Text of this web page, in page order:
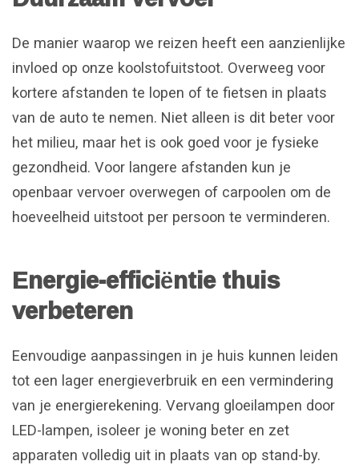
De manier waarop we reizen heeft een aanzienlijke
invloed op onze koolstofuitstoot. Overweeg voor
kortere afstanden te lopen of te fietsen in plaats
van de auto te nemen. Niet alleen is dit beter voor
het milieu, maar het is ook goed voor je fysieke
gezondheid. Voor langere afstanden kun je
openbaar vervoer overwegen of carpoolen om de
hoeveelheid uitstoot per persoon te verminderen.
Energie-efficiëntie thuis
verbeteren
Eenvoudige aanpassingen in je huis kunnen leiden
tot een lager energieverbruik en een vermindering
van je energierekening. Vervang gloeilampen door
LED-lampen, isoleer je woning beter en zet
apparaten volledig uit in plaats van op stand-by.